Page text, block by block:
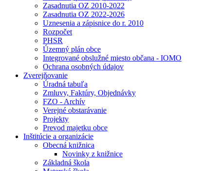
Zasadnutia OZ 2010-2022
Zasadnutia OZ 2022-2026
Uznesenia a zápisnice do r. 2010
Rozpočet
PHSR
Územný plán obce
Integrované obslužné miesto občana - IOMO
Ochrana osobných údajov
Zverejňovanie
Úradná tabuľa
Zmluvy, Faktúry, Objednávky
FZO - Archív
Verejné obstarávanie
Projekty
Prevod majetku obce
Inštitúcie a organizácie
Obecná knižnica
Novinky z knižnice
Základná škola